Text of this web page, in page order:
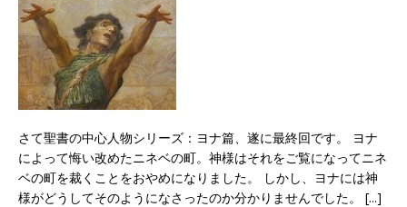
さて聖書の中心人物シリーズ：ヨナ篇、遂に最終回です。 ヨナ
によって悔い改めたニネベの町。神様はそれをご覧になってニネ
ベの町を裁くことをおやめになりました。 しかし、ヨナには神
様がどうしてそのようになさったのか分かりませんでした。 [...]